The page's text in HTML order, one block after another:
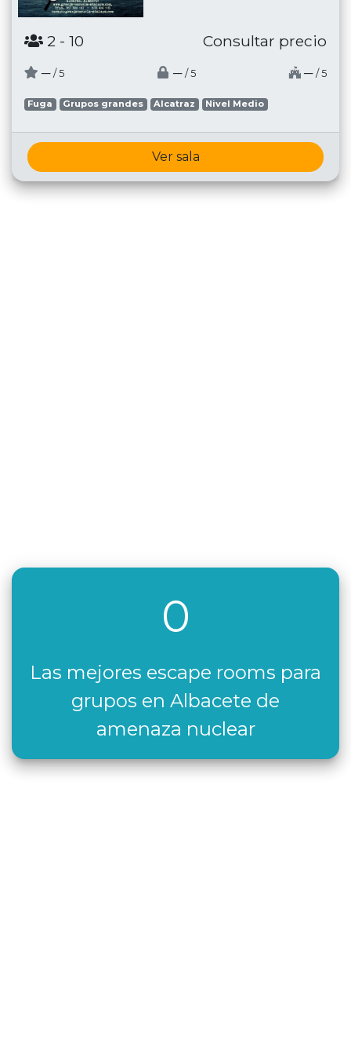
2 - 10 Consultar precio
─ / 5 ─ / 5 ─ / 5
Fuga Grupos grandes Alcatraz Nivel Medio
Ver sala
0
Las mejores escape rooms para
grupos en Albacete de
amenaza nuclear